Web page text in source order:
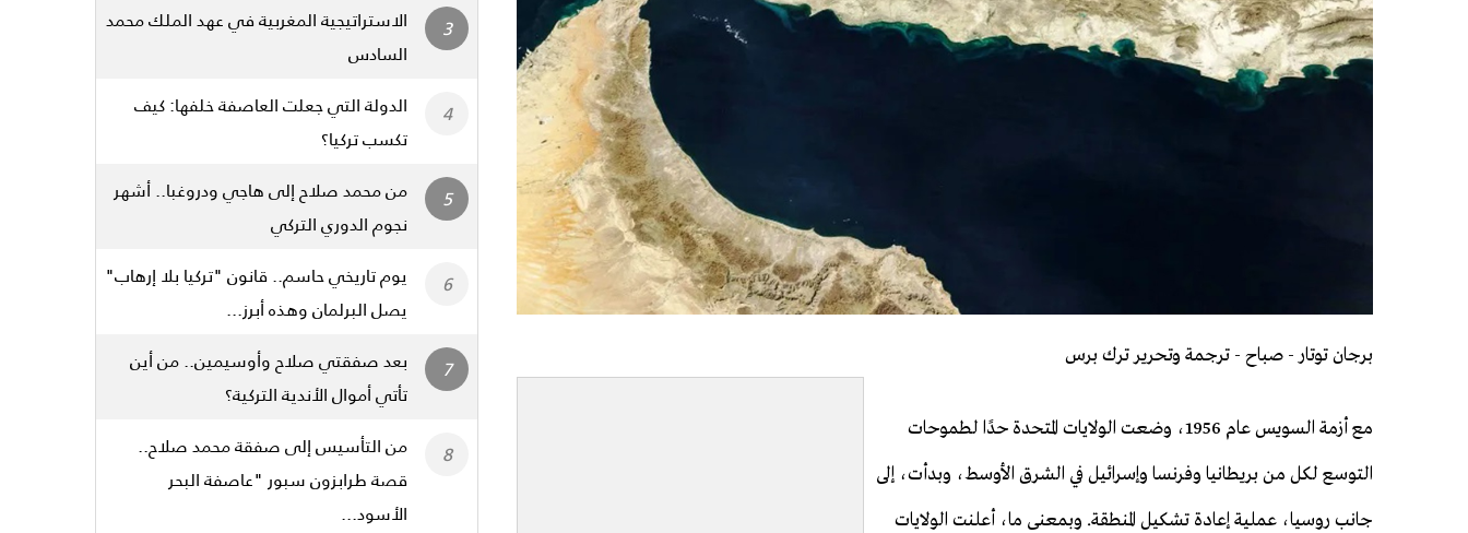
برجان توتار - صباح - ترجمة وتحرير ترك برس
مع أزمة السويس عام 1956، وضعت الولايات المتحدة حدًا لطموحات
التوسع لكل من بريطانيا وفرنسا وإسرائيل في الشرق الأوسط، وبدأت، إلى
جانب روسيا، عملية إعادة تشكيل المنطقة. وبمعنى ما، أعلنت الولايات
الاستراتيجية المغربية في عهد الملك محمد
السادس
الدولة التي جعلت العاصفة خلفها: كيف
تكسب تركيا؟
من محمد صلاح إلى هاجي ودروغبا.. أشهر
نجوم الدوري التركي
يوم تاريخي حاسم.. قانون "تركيا بلا إرهاب"
يصل البرلمان وهذه أبرز...
بعد صفقتي صلاح وأوسيمين.. من أين
تأتي أموال الأندية التركية؟
من التأسيس إلى صفقة محمد صلاح..
قصة طرابزون سبور "عاصفة البحر
الأسود...